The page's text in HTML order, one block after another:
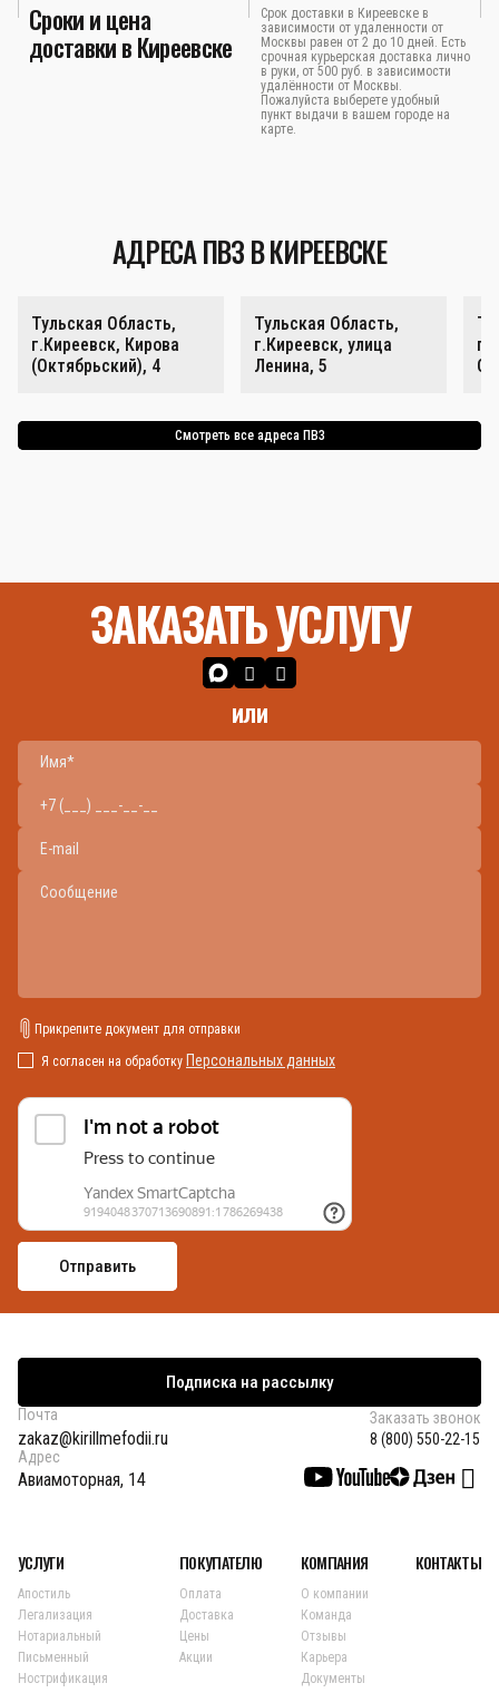
Сроки и цена
доставки в Киреевске
Срок доставки в Киреевске в
зависимости от удаленности от
Москвы равен от 2 до 10 дней. Есть
срочная курьерская доставка лично
в руки, от 500 руб. в зависимости
удалённости от Москвы.
Пожалуйста выберете удобный
пункт выдачи в вашем городе на
карте.
АДРЕСА ПВЗ В КИРЕЕВСКЕ
Тульская Область,
г.Киреевск, Кирова
(Октябрьский), 4
Тульская Область,
г.Киреевск, улица
Ленина, 5
Смотреть все адреса ПВЗ
ЗАКАЗАТЬ УСЛУГУ
или
Прикрепите документ для отправки
Я согласен на обработку Персональных данных
Подписка на рассылку
Почта
zakaz@kirillmefodii.ru
Заказать звонок
8 (800) 550-22-15
Адрес
Авиамоторная, 14
УСЛУГИ
Апостиль
Легализация
Нотариальный
Письменный
Нострификация
ПОКУПАТЕЛЮ
Оплата
Доставка
Цены
Акции
КОМПАНИЯ
О компании
Команда
Отзывы
Карьера
Документы
КОНТАКТЫ